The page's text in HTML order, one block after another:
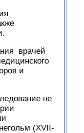
врачей
и
не
(XVII-